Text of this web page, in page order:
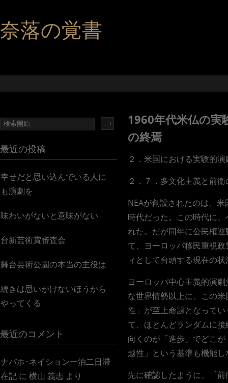
奈落の覚書
1960年代米仏の実
の終焉
２．米国における実験的
２．７．多文化主義と前
NEAが創設されたのは、
時代だった。この時代に
れた。だが同年に公民権
て、ヨーロッパ移民重視
ィとして台頭する現在の
ヨーロッパ中心主義的演
な世界情勢以上に、この
性」が至上命題となって
て、ほとんどランダムに
向くのが「進歩」でどこ
越性」という基準も機能
先に確認したように、「
最近の投稿
幸せだと思い込んでいる人に
も演劇を
味わいがないと意味がない
台新芸術賞審査会
舞台芸術公園の本当の主役は
続きは思いがけないほうから
やってくる
最近のコメント
ナバホ･ネイション一泊二日滞
在記 に 横山 義志 より